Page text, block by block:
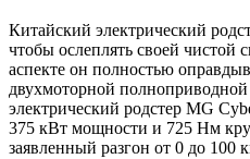
Китайский электрический
чтобы ослеплять своей чистой
аспекте он полностью
двухмоторной
электрический родстер MG
375 кВт мощности и 725 Нм
заявленный разгон от 0 до 100